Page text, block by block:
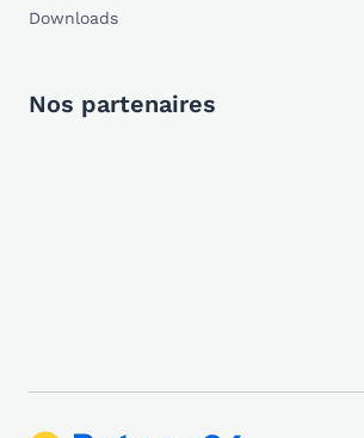
Downloads
Nos partenaires